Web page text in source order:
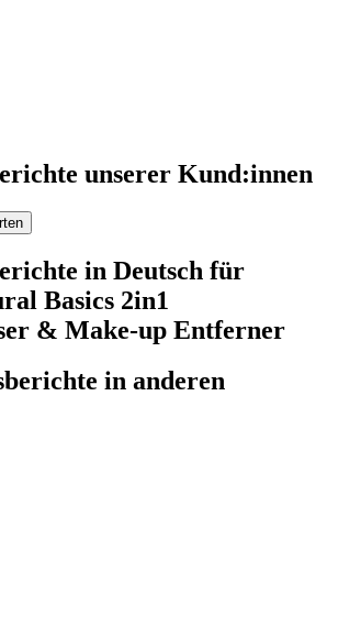
unserer Kund:innen
in Deutsch für
Basics 2in1
& Make-up Entferner
in anderen